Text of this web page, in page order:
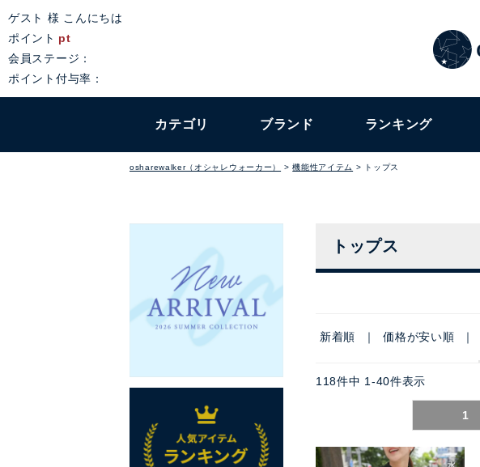
ゲスト 様 こんにちは
ポイント pt
会員ステージ：
ポイント付与率：
カテゴリ ブランド ランキング
osharewalker（オシャレウォーカー） 機能性アイテム トップス
トップス
新着順 価格が安い順
118件中 1 -40件表示
1